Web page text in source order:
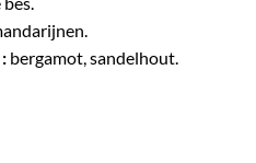
bergamot, sandelhout.